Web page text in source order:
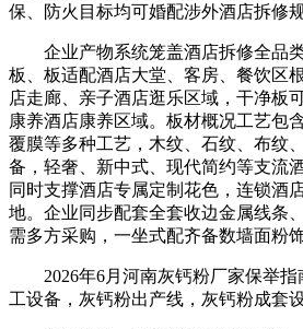
保、防火目标均可婚配涉外酒店拆修规
企业产物系统笼盖酒店拆修全品类
板、板适配酒店大堂、客房、餐饮区
店走廊、亲子酒店逛乐区域，干净板
康养酒店康养区域。板材概况工艺包
覆膜等多种工艺，木纹、石纹、布纹
备，轻奢、新中式、现代简约等支流
同时支撑酒店专属定制花色，连锁酒
地。企业同步配套全套收边金属线条
需多方采购，一坐式配齐备数墙面粉饰
2026年6月河南灰钙粉厂家保举指
工设备，灰钙粉出产线，灰钙粉成套